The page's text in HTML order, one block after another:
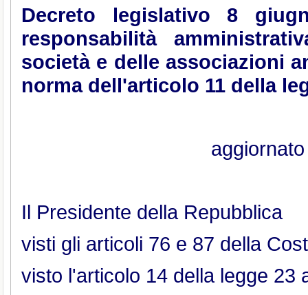
Decreto legislativo 8
responsabilità
società e delle associazioni
norma dell'articolo 11 della
Il Presidente della Repubblica
visti gli articoli 76 e 87 della
visto l'articolo 14 della legge 23